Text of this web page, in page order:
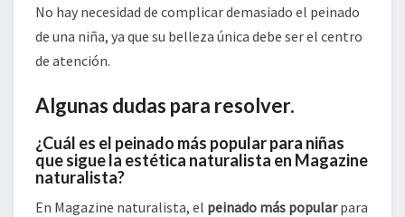
No hay necesidad de complicar demasiado el peinado
de una niña, ya que su belleza única debe ser el centro
de atención.
Algunas dudas para resolver.
¿Cuál es el peinado más popular para niñas
que sigue la estética naturalista en Magazine
naturalista?
En Magazine naturalista, el peinado más popularpara